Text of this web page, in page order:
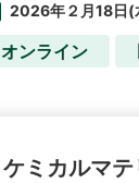
2026年２月18日(
オンライン
ケミカルマ